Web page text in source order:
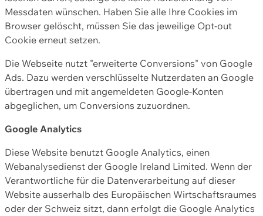
Messdaten wünschen. Haben Sie alle Ihre Cookies im
Browser gelöscht, müssen Sie das jeweilige Opt-out
Cookie erneut setzen.
Die Webseite nutzt "erweiterte Conversions" von Google
Ads. Dazu werden verschlüsselte Nutzerdaten an Google
übertragen und mit angemeldeten Google-Konten
abgeglichen, um Conversions zuzuordnen.
Google Analytics
Diese Website benutzt Google Analytics, einen
Webanalysedienst der Google Ireland Limited. Wenn der
Verantwortliche für die Datenverarbeitung auf dieser
Website ausserhalb des Europäischen Wirtschaftsraumes
oder der Schweiz sitzt, dann erfolgt die Google Analytics